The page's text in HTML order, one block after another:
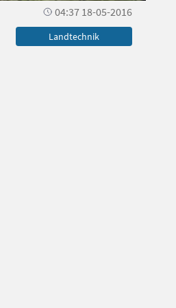
04:37 18-05-2016
Landtechnik